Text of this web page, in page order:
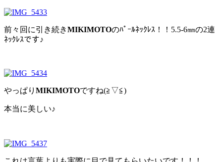
前々回に引き続きMIKIMOTOのﾊﾟｰﾙﾈｯｸﾚｽ！！5.5-6㎜の2連
ﾈｯｸﾚｽです♪
やっぱり MIKIMOTOですね(≧▽≦)
本当に美しい♪